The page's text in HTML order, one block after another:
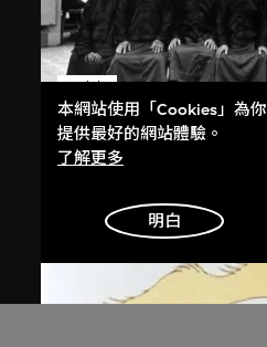
張照堂
本網站使用「Cookies」為你
提供最好的網站體驗。
了解更多
明白